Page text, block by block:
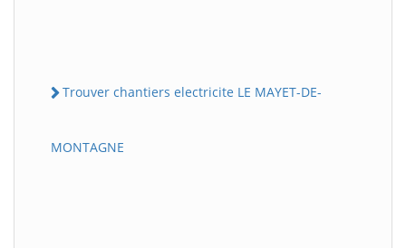
Trouver chantiers electricite LE MAYET-DE-
MONTAGNE